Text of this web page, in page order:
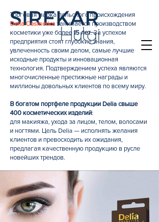
Торговая марка польского происхождения
Delia Cosmetics занимается производством
косметики уже более 15 лет. За успехом
предприятия стоят глубокие знания,
увлеченность своим делом, самые лучшие
исходные продукты и инновационная
технология. Подтверждением успеха являются
многочисленные престижные награды и
миллионы довольных клиентов по всему миру.
В богатом портфеле продукции Delia свыше
400 косметических изделий:
для макияжа, ухода за лицом, телом, волосами
и ногтями. Цель Delia — исполнять желания
клиентов и превосходить их ожидания,
предлагая качественную продукцию в русле
новейших трендов.